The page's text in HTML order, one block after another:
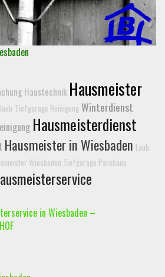
Haustechnik Hausmeister
Tiefgarage Reinigung Winterdienst
Hausmeisterdienst
Hausmeister in Wiesbaden Laub
Wiesbaden Tiefgarage Parkhaus
in Wiesbaden –